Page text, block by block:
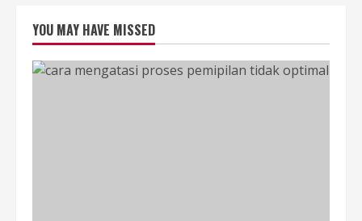
YOU MAY HAVE MISSED